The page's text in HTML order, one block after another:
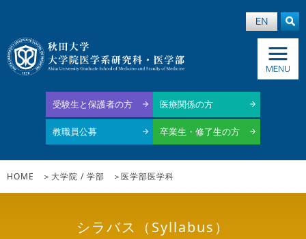
受験生と保護者の方 医療関係の方
教職員公募 卒業生・修了生の方
HOME 大学院 / 学部 医学部医学科
シラバス（Syllabus）